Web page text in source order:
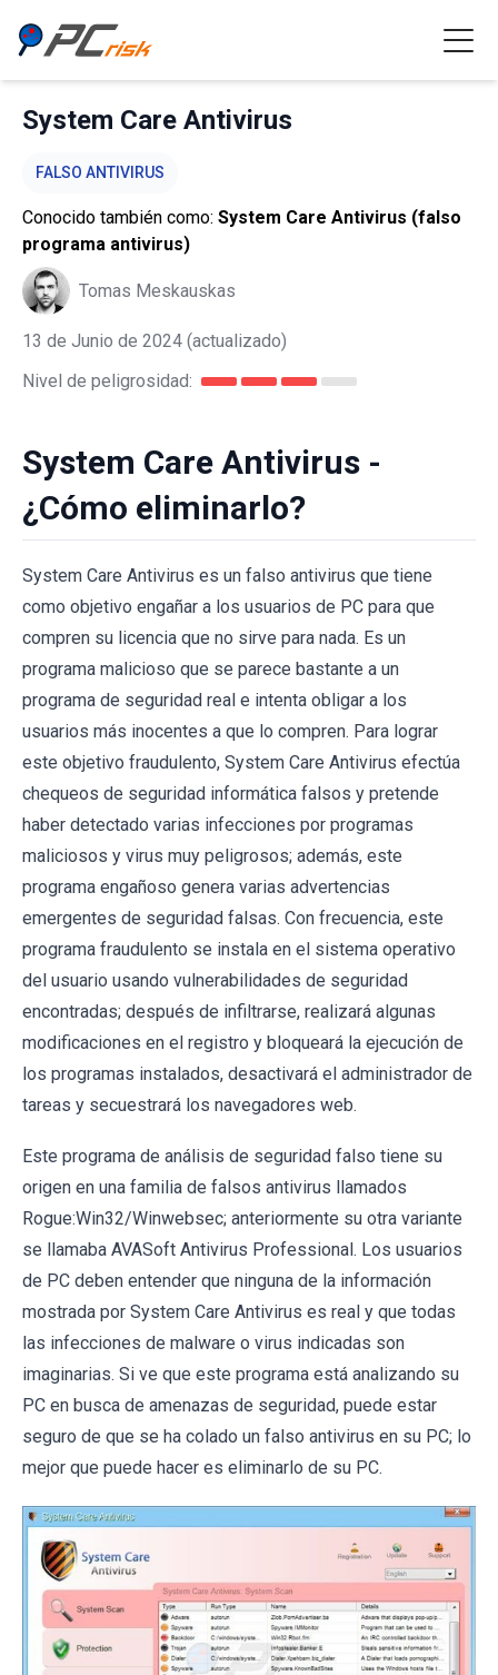
System Care Antivirus
FALSO ANTIVIRUS
Conocido también como: System Care Antivirus (falso
programa antivirus)
Tomas Meskauskas
13 de Junio de 2024 (actualizado)
Nivel de peligrosidad:
System Care Antivirus -
¿Cómo eliminarlo?
System Care Antivirus es un falso antivirus que tiene
como objetivo engañar a los usuarios de PC para que
compren su licencia que no sirve para nada. Es un
programa malicioso que se parece bastante a un
programa de seguridad real e intenta obligar a los
usuarios más inocentes a que lo compren. Para lograr
este objetivo fraudulento, System Care Antivirus efectúa
chequeos de seguridad informática falsos y pretende
haber detectado varias infecciones por programas
maliciosos y virus muy peligrosos; además, este
programa engañoso genera varias advertencias
emergentes de seguridad falsas. Con frecuencia, este
programa fraudulento se instala en el sistema operativo
del usuario usando vulnerabilidades de seguridad
encontradas; después de infiltrarse, realizará algunas
modificaciones en el registro y bloqueará la ejecución de
los programas instalados, desactivará el administrador de
tareas y secuestrará los navegadores web.
Este programa de análisis de seguridad falso tiene su
origen en una familia de falsos antivirus llamados
Rogue:Win32/Winwebsec; anteriormente su otra variante
se llamaba AVASoft Antivirus Professional. Los usuarios
de PC deben entender que ninguna de la información
mostrada por System Care Antivirus es real y que todas
las infecciones de malware o virus indicadas son
imaginarias. Si ve que este programa está analizando su
PC en busca de amenazas de seguridad, puede estar
seguro de que se ha colado un falso antivirus en su PC; lo
mejor que puede hacer es eliminarlo de su PC.